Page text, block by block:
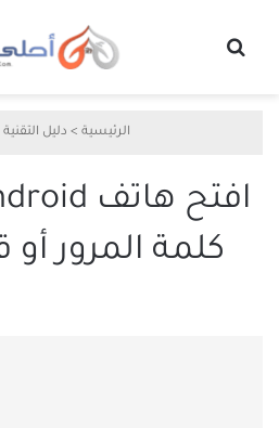
الرئيسية > دليل التقنية
كلمة المرور